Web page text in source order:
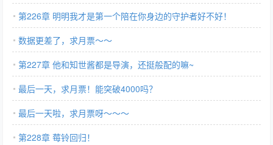
第226章 明明我才是第一个陪在你身边的守护者好不好！
数据更差了，求月票～～
第227章 他和知世酱都是导演，还挺般配的嘛~
最后一天，求月票！能突破4000吗？
最后一天啦，求月票呀～～～
第228章 莓铃回归！